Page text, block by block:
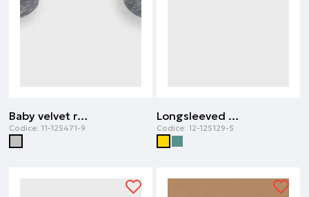
Baby velvet romper | Grigio melange
Codice: 11-125471-9
Longsleeved t-shirt | Zafferano
Codice: 12-125129-5